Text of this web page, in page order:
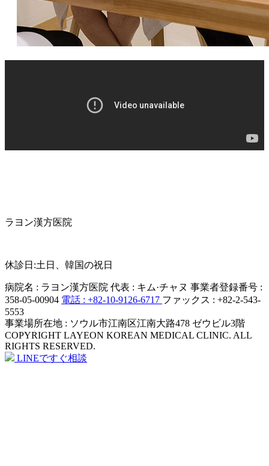
ラヨン漢方医院
休診日:土日、韓国の祝日
病院名 : ラヨン漢方医院 代表 : キム·チャヌ 事業者登録番号 :
358-05-00904 電話 : +82-10-9126-6717 ファックス : +82-2-543-
5553
事業場所在地 : ソウル市江南区江南大路478 ゼウビル3階
COPYRIGHT LAYEON KOREAN MEDICAL CLINIC. ALL
RIGHTS RESERVED.
LINEですぐ相談